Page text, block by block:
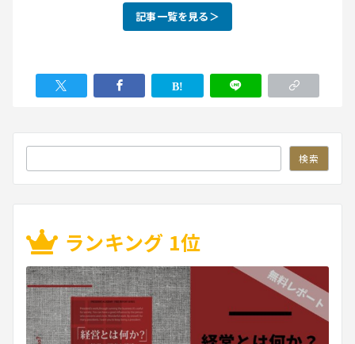
記事一覧を見る＞
検索
ランキング 1位